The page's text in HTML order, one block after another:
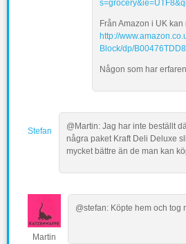
Från Amazon i UK
http://
Block/dp/
Någon som har
Stefan
@Martin: Jag har inte beställt
några paket Kraft Deli Deluxe
mycket bättre än de man kan
Martin
@stefan: Köpte hem och